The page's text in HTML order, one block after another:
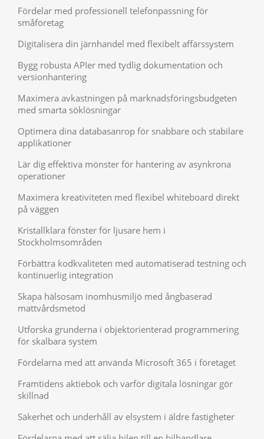
Fördelar med professionell telefonpassning för
småföretag
Digitalisera din järnhandel med flexibelt affärssystem
Bygg robusta APIer med tydlig dokumentation och
versionhantering
Maximera avkastningen på marknadsföringsbudgeten
med smarta söklösningar
Optimera dina databasanrop för snabbare och stabilare
applikationer
Lär dig effektiva mönster för hantering av asynkrona
operationer
Maximera kreativiteten med flexibel whiteboard direkt
på väggen
Kristallklara fönster för ljusare hem i
Stockholmsområden
Förbättra kodkvaliteten med automatiserad testning och
kontinuerlig integration
Skapa hälsosam inomhusmiljö med ångbaserad
mattvårdsmetod
Utforska grunderna i objektorienterad programmering
för skalbara system
Fördelarna med att använda Microsoft 365 i företaget
Framtidens aktiebok och varför digitala lösningar gör
skillnad
Säkerhet och underhåll av elsystem i äldre fastigheter